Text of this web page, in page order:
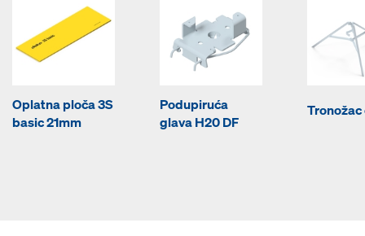
Oplatna ploča 3S
basic 21mm
Podupiruća
glava H20 DF
Tronožac